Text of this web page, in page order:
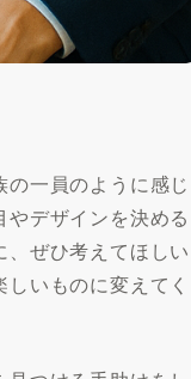
一員のように感じ
デザインを決める
ぜひ考えてほしい
いものに変えてく